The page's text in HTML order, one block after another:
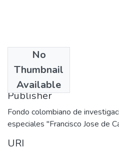
No
Thumbnail
Available
1978
Publisher
Fondo colombiano de
especiales "Francisco Jose de
URI